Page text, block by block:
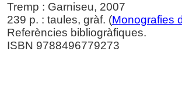
Tremp : Garniseu, 2007
239 p. : taules, gràf. (Monografies
Referències bibliogràfiques.
ISBN 9788496779273